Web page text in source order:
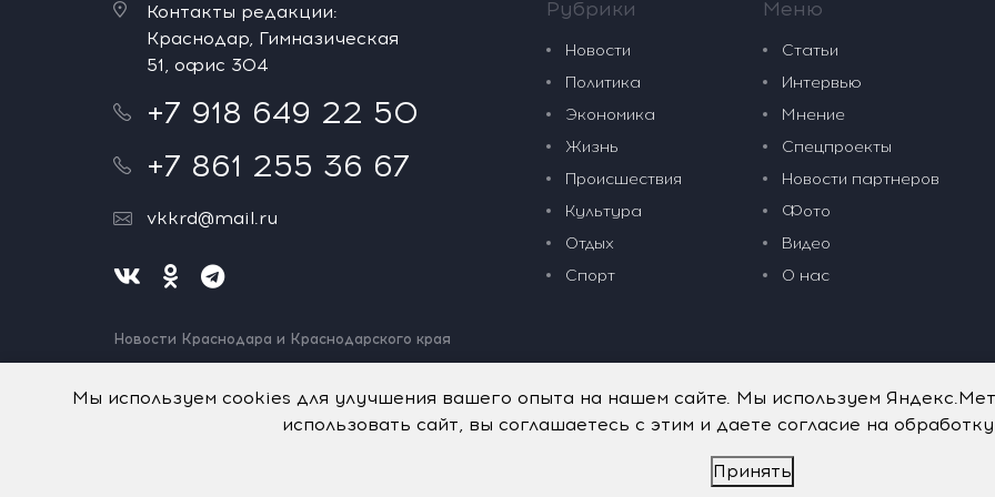
Контакты редакции:
Краснодар, Гимназическая
51, офис 304
+7 918 649 22 50
+7 861 255 36 67
vkkrd@mail.ru
Новости Краснодара и Краснодарского края
Нашли ошибку? Выделите и нажмите Ctrl+Enter.
Рубрики
Новости
Политика
Экономика
Жизнь
Происшествия
Культура
Отдых
Спорт
Меню
Статьи
Интервью
Мнение
Спецпроекты
Новости партнеров
Фото
Видео
О нас
Политика обработки персональных данных
© Авторское право на систему визуализации содержимого портала vkpress.ru, а также на исходные данные, включая
Мы используем cookies для улучшения вашего опыта на нашем сайте. Мы используем
использовать сайт, вы соглашаетесь с этим и даете согласие на
Принять